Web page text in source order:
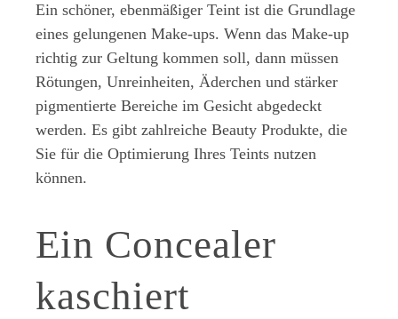
Ein schöner, ebenmäßiger Teint ist die Grundlage
eines gelungenen Make-ups. Wenn das Make-up
richtig zur Geltung kommen soll, dann müssen
Rötungen, Unreinheiten, Äderchen und stärker
pigmentierte Bereiche im Gesicht abgedeckt
werden. Es gibt zahlreiche Beauty Produkte, die
Sie für die Optimierung Ihres Teints nutzen
können.
Ein Concealer
kaschiert